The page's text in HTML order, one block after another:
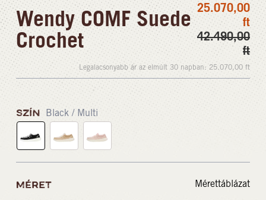
Wendy COMF Suede
Crochet
25.070,00
ft
42.490,00
ft
Legalacsonyabb ár az elmúlt 30 napban:25.070,00 ft
SZÍN Black / Multi
MÉRET Mérettáblázat